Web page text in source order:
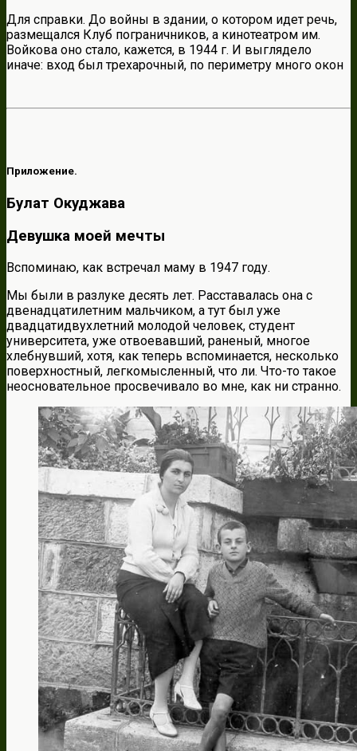
Для справки. До войны в здании, о котором идет речь,
размещался Клуб пограничников, а кинотеатром им.
Войкова оно стало, кажется, в 1944 г. И выглядело
иначе: вход был трехарочный, по периметру много окон
Приложение.
Булат Окуджава
Девушка моей мечты
Вспоминаю, как встречал маму в 1947 году.
Мы были в разлуке десять лет. Расставалась она с
двенадцатилетним мальчиком, а тут был уже
двадцатидвухлетний молодой человек, студент
университета, уже отвоевавший, раненый, многое
хлебнувший, хотя, как теперь вспоминается, несколько
поверхностный, легкомысленный, что ли. Что-то такое
неосновательное просвечивало во мне, как ни странно.